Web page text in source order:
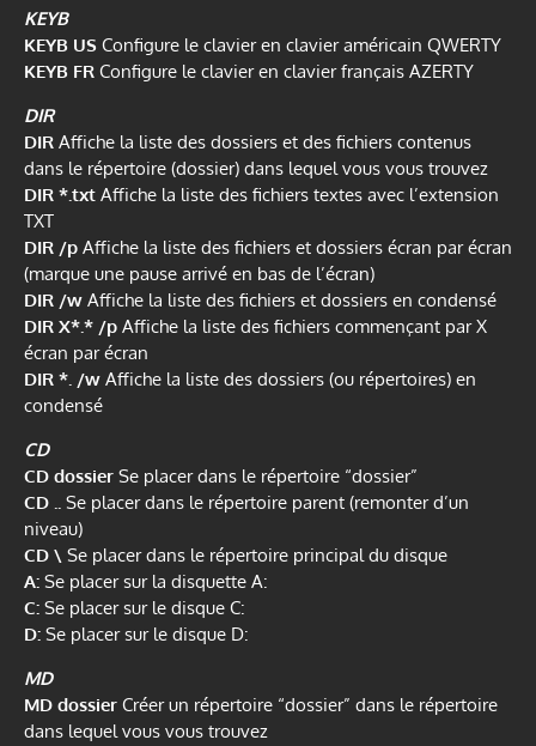
KEYB
KEYB US Configure le clavier en clavier américain QWERTY
KEYB FR Configure le clavier en clavier français AZERTY
DIR
DIR Affiche la liste des dossiers et des fichiers contenus
dans le répertoire (dossier) dans lequel vous vous trouvez
DIR *.txt Affiche la liste des fichiers textes avec l’extension
TXT
DIR /p Affiche la liste des fichiers et dossiers écran par écran
(marque une pause arrivé en bas de l’écran)
DIR /w Affiche la liste des fichiers et dossiers en condensé
DIR X*.* /p Affiche la liste des fichiers commençant par X
écran par écran
DIR *. /w Affiche la liste des dossiers (ou répertoires) en
condensé
CD
CD dossier Se placer dans le répertoire “dossier”
CD ..
Se placer dans le répertoire parent (remonter d’un
niveau)
CD \ Se placer dans le répertoire principal du disque
A: Se placer sur la disquette A:
C: Se placer sur le disque C:
D: Se placer sur le disque D:
MD
MD dossier Créer un répertoire “dossier” dans le répertoire
dans lequel vous vous trouvez